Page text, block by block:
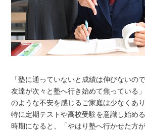
「塾に通っていないと成績は伸びないの
友達が次々と塾へ行き始めて焦っている
のような不安を感じるご家庭は少なくあり
特に定期テストや高校受験を意識し始め
時期になると、「やはり塾へ行かせた方